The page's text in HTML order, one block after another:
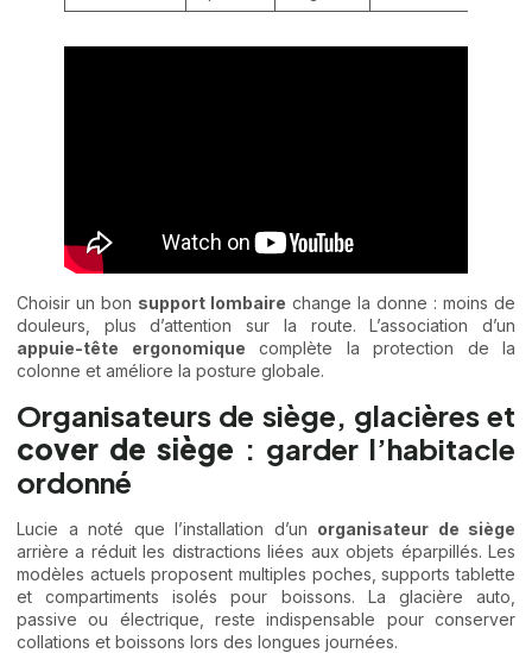
Choisir un bon support lombaire change la donne : moins de
douleurs, plus d’attention sur la route. L’association d’un
appuie-tête ergonomique complète la protection de la
colonne et améliore la posture globale.
Organisateurs de siège, glacières et
cover de siège : garder l’habitacle
ordonné
Lucie a noté que l’installation d’un organisateur de siège
arrière a réduit les distractions liées aux objets éparpillés. Les
modèles actuels proposent multiples poches, supports tablette
et compartiments isolés pour boissons. La glacière auto,
passive ou électrique, reste indispensable pour conserver
collations et boissons lors des longues journées.